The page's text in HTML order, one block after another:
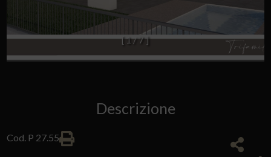
[1/7]
Descrizione
Cod. P 27.55